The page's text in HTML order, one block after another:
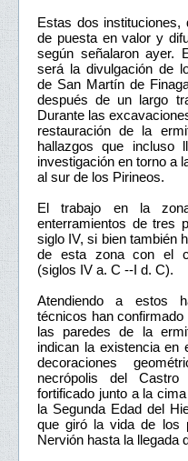
Estas dos instituciones,
de puesta en valor y
según señalaron ayer.
será la divulgación de
de San Martín de
después de un largo
Durante las
restauración de la
hallazgos que incluso
investigación en torno a
al sur de los Pirineos.
El trabajo en la
enterramientos de tres
siglo IV, si bien también
de esta zona con el
(siglos IV a. C --I d. C).
Atendiendo a estos
técnicos han
las paredes de la
indican la existencia en
decoraciones
necrópolis del
fortificado junto a la
la Segunda Edad del
que giró la vida de los
Nervión hasta la llegada